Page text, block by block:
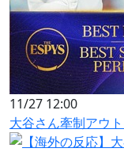
11/27 12:00
大谷さん牽制アウ